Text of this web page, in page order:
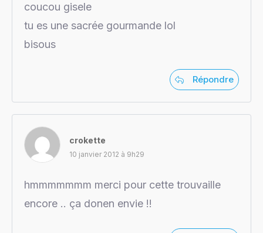
coucou gisele
tu es une sacrée gourmande lol
bisous
Répondre
crokette
10 janvier 2012 à 9h29
hmmmmmmm merci pour cette trouvaille
encore .. ça donen envie !!